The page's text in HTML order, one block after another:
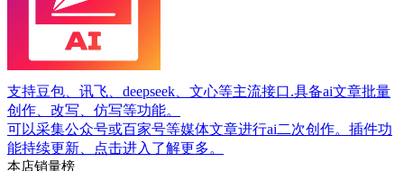
支持豆包、讯飞、deepseek、文心等主流接口.具备ai文章批量
创作、改写、仿写等功能。
可以采集公众号或百家号等媒体文章进行ai二次创作。插件功
能持续更新、点击进入了解更多。
本店销量榜